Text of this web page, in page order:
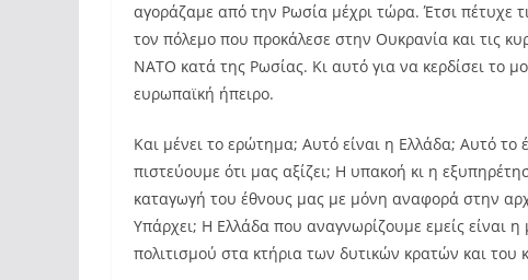
αγοράζαμε από την Ρωσία μέχρι τώρα. Έτσι πέτυχε
τον πόλεμο που προκάλεσε στην Ουκρανία και τις
ΝΑΤΟ κατά της Ρωσίας. Κι αυτό για να κερδίσει το
ευρωπαϊκή ήπειρο.
Και μένει το ερώτημα; Αυτό είναι η Ελλάδα; Αυτό το
πιστεύουμε ότι μας αξίζει; Η υπακοή κι η
καταγωγή του έθνους μας με μόνη αναφορά στην
Υπάρχει; Η Ελλάδα που αναγνωρίζουμε εμείς είναι
πολιτισμού στα κτήρια των δυτικών κρατών και του